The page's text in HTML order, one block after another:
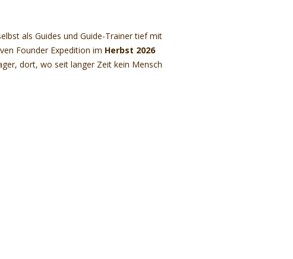
als Guides und Guide-Trainer tief mit
Founder Expedition im Herbst 2026
dort, wo seit langer Zeit kein Mensch
Website